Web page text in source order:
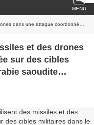
MENU
cibles militaires dans le sud de l'Arabie saoudite (Southfront)
et des drones
sur des cibles
saoudite